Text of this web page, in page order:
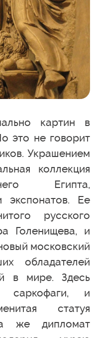
картин в
это не говорит
Украшением
коллекция
Египта,
экспонатов. Ее
русского
Голенищева, и
московский
обладателей
в мире. Здесь
и
статуя
же дипломат